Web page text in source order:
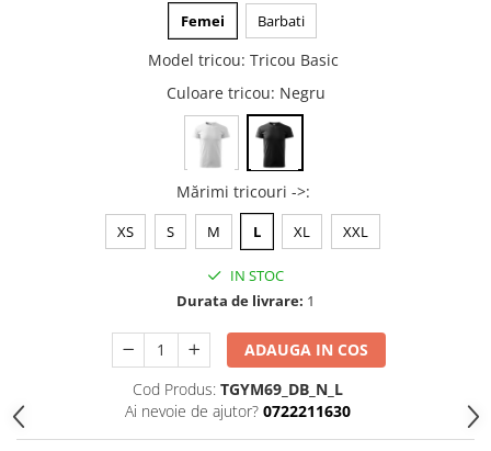
Tricouri cadou 20 ani
Tricouri motociclisti
Tricouri biciclisti
Tricouri biciclisti BMX
Tricouri biciclisti downhill
Femei Barbati
Model tricou: Tricou Basic
Culoare tricou: Negru
Mărimi tricouri ->:
XS S M L XL XXL
IN STOC
Durata de livrare: 1
ADAUGA IN COS
Cod Produs: TGYM69_DB_N_L
Ai nevoie de ajutor? 0722211630